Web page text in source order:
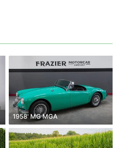
1958' MG MGA